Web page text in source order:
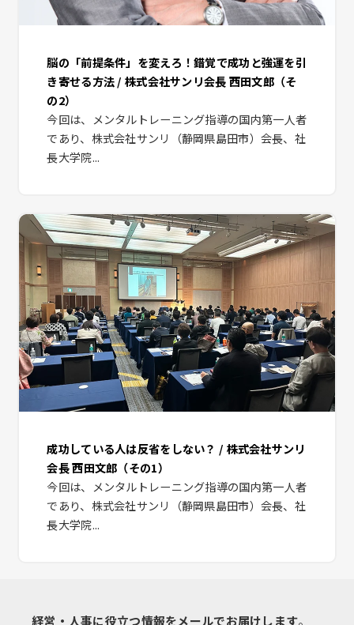
脳の「前提条件」を変えろ！錯覚で成功と強運を引
き寄せる方法 / 株式会社サンリ会長 西田文郎（そ
の2）
今回は、メンタルトレーニング指導の国内第一人者
であり、株式会社サンリ（静岡県島田市）会長、社
長大学院...
成功している人は反省をしない？ / 株式会社サンリ
会長 西田文郎（その1）
今回は、メンタルトレーニング指導の国内第一人者
であり、株式会社サンリ（静岡県島田市）会長、社
長大学院...
経営・人事に役立つ情報をメールでお届けします。